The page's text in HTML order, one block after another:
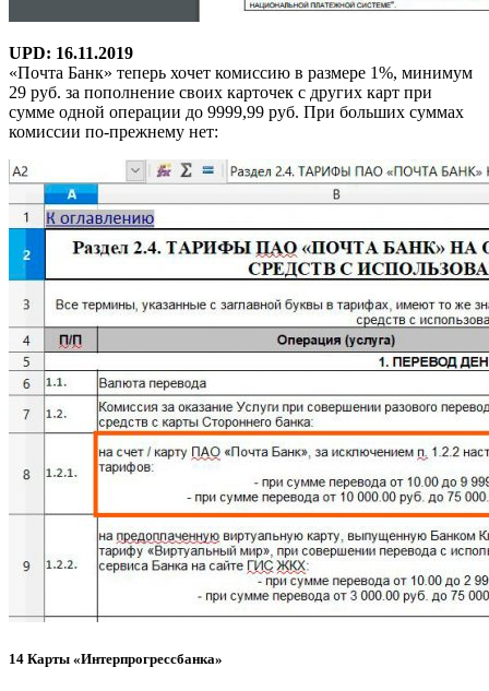
UPD: 16.11.2019
«Почта Банк» теперь хочет комиссию в размере 1%, минимум
29 руб. за пополнение своих карточек с других карт при
сумме одной операции до 9999,99 руб. При больших суммах
комиссии по-прежнему нет:
14 Карты «Интерпрогрессбанка»